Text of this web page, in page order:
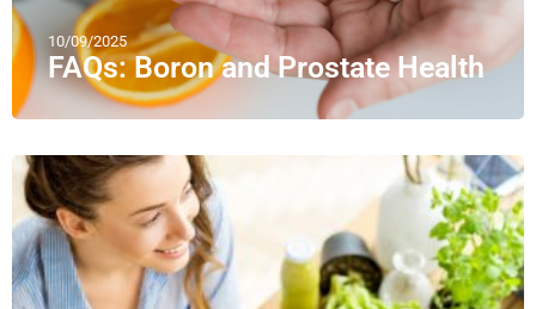
10/09/2025
FAQs: Boron and Prostate Health